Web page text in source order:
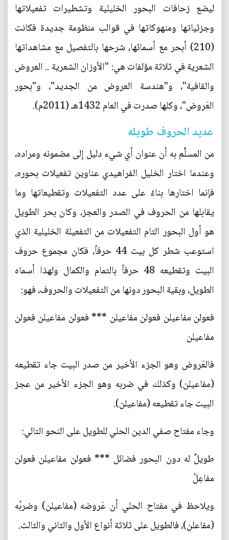
ليضع زحافات البحور الخليلية وتشطيرات تفعيلاتها
وجزئياتها ومنهوكاتها في قوالب منظومة جديدة فكانت
(210) أبحر مع أسمائها، شرحها بالتفصيل مع مشاهداتها
الشعرية في ثلاثة مؤلفات هي: "الأوزان الشعرية .. العروض
والقافية"، و"هندسة العروض من الجديد"، و"بحور
العَروض"، وكلها صدرت في العام 1432هـ (2011م).
عديد الحروف طويله
من المسلَّم به أن عنوان أي شيء دليل إلى مضمونه ومراده،
وعندما اختار الخليل الفراهيدي عناوين تفعيلات بحوره،
فإنما اختارها بناءً على عدد التفعيلات وتقطيعاتها وما
يقابلها من الحروف في الصدر والعجز، وكان بحر الطويل
هو أول البحور التام التفعيلات من التفعيلة الخليلية الذي
استوعب شطر كل بيت 44 حرفاً، فكان مجموع حروف
البيت وتقطيعه 48 حرفاً بالتمام والكمال ولهذا أسماه
الطويل، وبقية البحور دونها من التفعيلات والحروف، فهو:
فعولن مفاعيلن فعولن مفاعيلن *** فعولن مفاعيلن فعولن
مفاعيلن
فالعَروض وهو الجزء الأخير من صدر البيت جاء تقطيعه
(مفاعيلن) وكذلك في ضربه وهو الجزء الأخير من عجز
البيت جاء تقطيعه (مفاعيلن).
وجاء مفتاح صفي الدين الحلي للطويل على النحو التالي:
طويلٌ له دون البحور فضائل *** فعولن مفاعيلن فعولن
مفاعِلُ
ويلاحظ في مفتاح الحلي أن عَروضه (مفاعيلن) وضربُه
(مفاعلن)، فالطويل على ثلاثة أنواع الأول والثاني والثالث.